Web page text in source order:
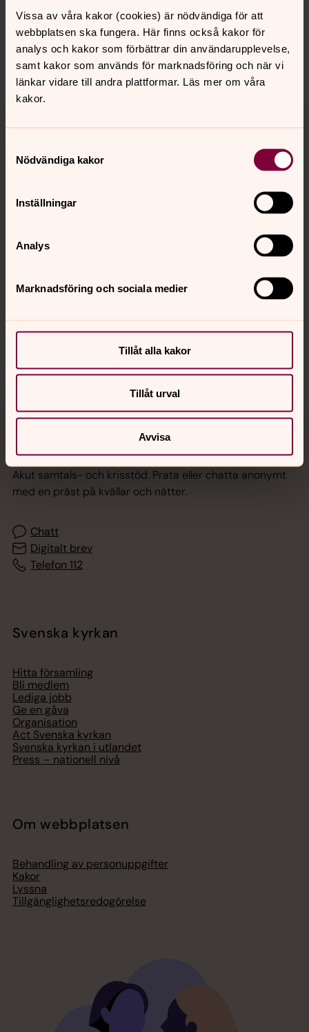
Vissa av våra kakor (cookies) är nödvändiga för att
webbplatsen ska fungera. Här finns också kakor för
analys och kakor som förbättrar din användarupplevelse,
samt kakor som används för marknadsföring och när vi
länkar vidare till andra plattformar. Läs mer om våra
kakor.
Nödvändiga kakor
Inställningar
Analys
Marknadsföring och sociala medier
Tillåt alla kakor
Tillåt urval
Avvisa
innehåll?
skelleftea.pastorat@svenskakyrkan.se
Dela
Hitta snabbt
Sociala kanaler
Jourhavande präst
Akut samtals- och krisstöd. Prata eller chatta anonymt
med en präst på kvällar och nätter.
Chatt
Digitalt brev
Telefon 112
Svenska kyrkan
Hitta församling
Bli medlem
Lediga jobb
Ge en gåva
Organisation
Act Svenska kyrkan
Svenska kyrkan i utlandet
Press – nationell nivå
Om webbplatsen
Behandling av personuppgifter
Kakor
Lyssna
Tillgänglighetsredogörelse